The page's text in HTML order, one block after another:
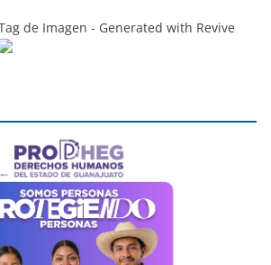
p de Imagen - Generated with Revive